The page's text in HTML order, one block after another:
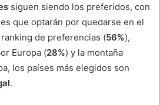
siguen siendo los preferidos, con
que optarán por quedarse en el
de preferencias (56%),
Europa (28%) y la montaña
los países más elegidos son
.